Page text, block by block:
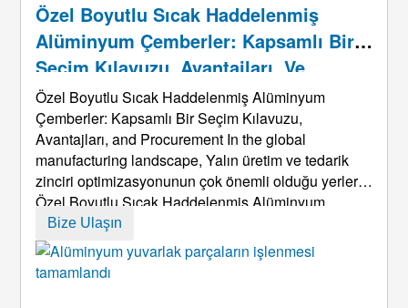
Özel Boyutlu Sıcak Haddelenmiş
Alüminyum Çemberler: Kapsamlı Bir
Seçim Kılavuzu, Avantajları, Ve
Tedarik
Özel Boyutlu Sıcak Haddelenmiş Alüminyum
Çemberler: Kapsamlı Bir Seçim Kılavuzu,
Avantajları,and Procurement In the global
manufacturing landscape, Yalın üretim ve tedarik
zinciri optimizasyonunun çok önemli olduğu yerler,
Özel Boyutlu Sıcak Haddelenmiş Alüminyum
Çemberler, ortak bir hammaddeden, ürün rekabet
gücünü artırmak ve üretim maliyetlerini optimize
etmek için önemli bir stratejik bileşene dönüştü. Bu
Bize Ulaşın